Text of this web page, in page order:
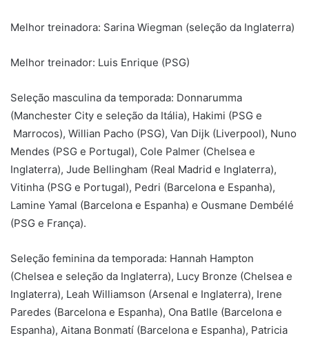
Melhor treinadora: Sarina Wiegman (seleção da Inglaterra)
Melhor treinador: Luis Enrique (PSG)
Seleção masculina da temporada: Donnarumma
(Manchester City e seleção da Itália), Hakimi (PSG e
Marrocos), Willian Pacho (PSG), Van Dijk (Liverpool), Nuno
Mendes (PSG e Portugal), Cole Palmer (Chelsea e
Inglaterra), Jude Bellingham (Real Madrid e Inglaterra),
Vitinha (PSG e Portugal), Pedri (Barcelona e Espanha),
Lamine Yamal (Barcelona e Espanha) e Ousmane Dembélé
(PSG e França).
Seleção feminina da temporada: Hannah Hampton
(Chelsea e seleção da Inglaterra), Lucy Bronze (Chelsea e
Inglaterra), Leah Williamson (Arsenal e Inglaterra), Irene
Paredes (Barcelona e Espanha), Ona Batlle (Barcelona e
Espanha), Aitana Bonmatí (Barcelona e Espanha), Patricia